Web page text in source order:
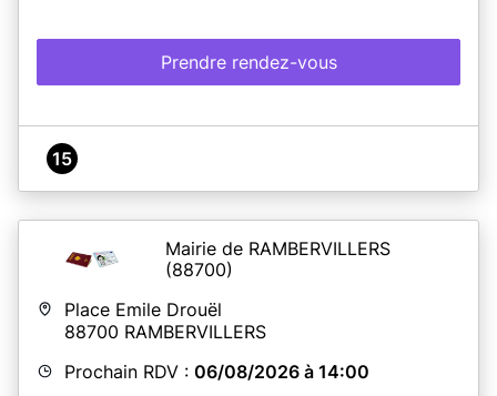
Prendre rendez-vous
15
Mairie de RAMBERVILLERS
(88700)
Place Emile Drouël
88700 RAMBERVILLERS
Prochain RDV : 06/08/2026 à 14:00